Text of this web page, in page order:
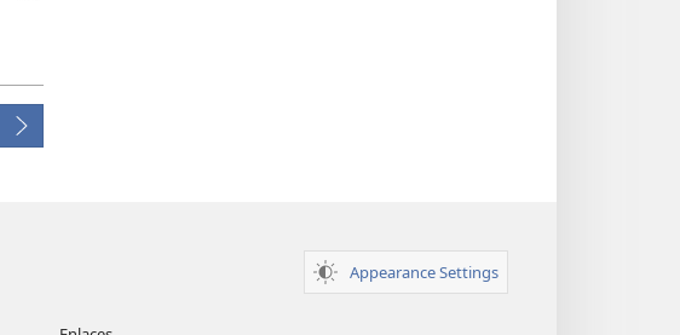
Appearance Settings